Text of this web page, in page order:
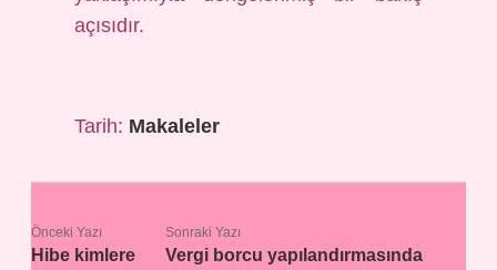
açısıdır.
Tarih: Makaleler
Önceki Yazı
Hibe kimlere
Sonraki Yazı
Vergi borcu yapılandırmasında